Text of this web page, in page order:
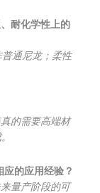
耐化学性上的
通尼龙；柔性
的需要高端材
的应用经验？
量产阶段的可